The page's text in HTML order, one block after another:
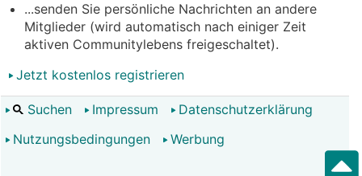
...senden Sie persönliche Nachrichten an andere
Mitglieder (wird automatisch nach einiger Zeit
aktiven Communitylebens freigeschaltet).
Jetzt kostenlos registrieren
Suchen Impressum
Datenschutzerklärung
Nutzungsbedingungen
Werbung